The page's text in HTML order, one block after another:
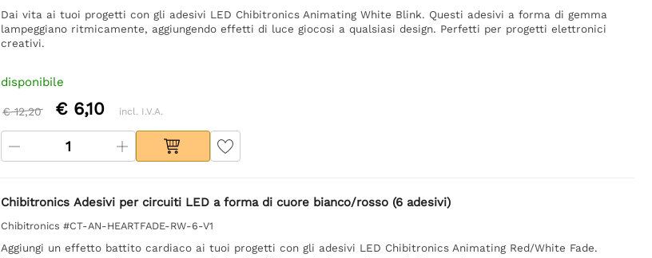
Dai vita ai tuoi progetti con gli adesivi LED Chibitronics Animating White Blink. Questi adesivi a forma di gemma
lampeggiano ritmicamente, aggiungendo effetti di luce giocosi a qualsiasi design. Perfetti per progetti elettronici
creativi.
disponibile
€ 12,20 € 6,10 incl. I.V.A.
Chibitronics Adesivi per circuiti LED a forma di cuore bianco/rosso (6 adesivi)
Chibitronics #CT-AN-HEARTFADE-RW-6-V1
Aggiungi un effetto battito cardiaco ai tuoi progetti con gli adesivi LED Chibitronics Animating Red/White Fade.